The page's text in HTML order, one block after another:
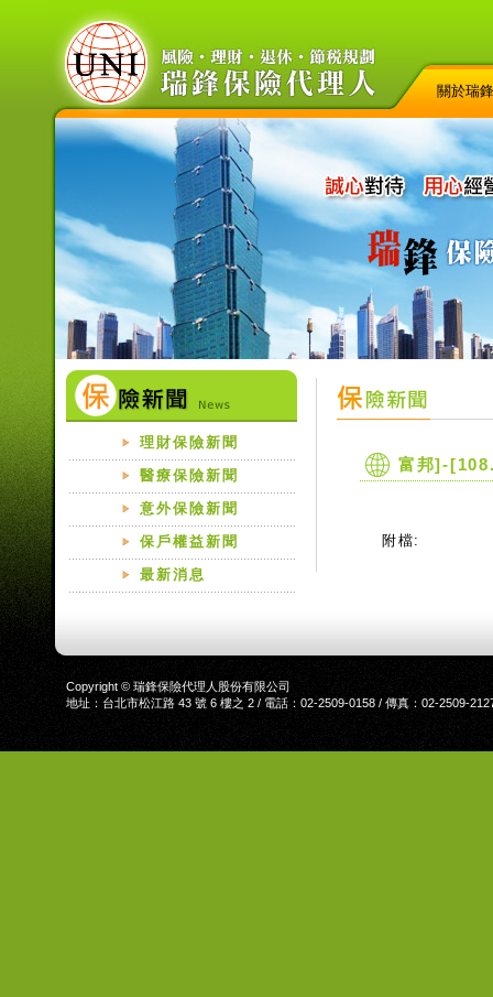
關於瑞鋒
理財保險新聞
醫療保險新聞
意外保險新聞
保戶權益新聞
最新消息
富邦]-
附檔:
Copyright © 瑞鋒保險代理人股份有限公司
地址：台北市松江路 43 號 6 樓之 2 / 電話：02-2509-0158 / 傳真：02-2509-